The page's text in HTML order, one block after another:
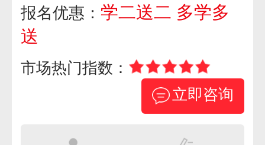
报名优惠： 学二送二 多学多
送
市场热门指数：
立即咨询